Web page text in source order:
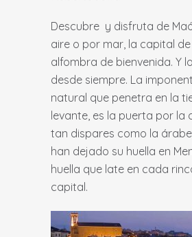
Descubre y disfruta de
aire o por mar, la capital de
alfombra de bienvenida. Y
desde siempre. La
natural que penetra en la
levante, es la puerta por la
tan dispares como la
han dejado su huella en
huella que late en cada
capital.